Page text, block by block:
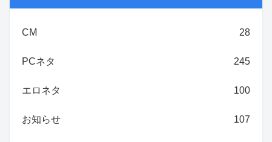
CM 28
PCネタ 245
エロネタ 100
お知らせ 107